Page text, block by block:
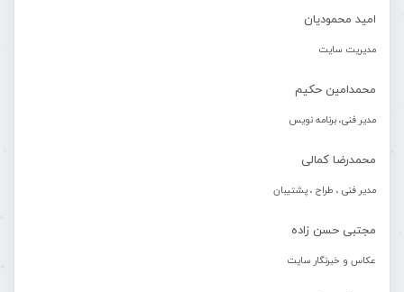
امید محمودیان
مدیریت سایت
محمدامین حکیم
مدیر فنی، برنامه نویس
محمدرضا کمالی
مدیر فنی ، طراح ، پشتیبان
مجتبی حسن زاده
عکاس و خبرنگار سایت